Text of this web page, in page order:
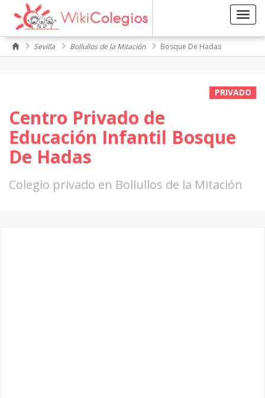
Sevilla Bollullos de la Mitación Bosque De Hadas
PRIVADO
Centro Privado de
Educación Infantil Bosque
De Hadas
Colegio privado en Bollullos de la Mitación